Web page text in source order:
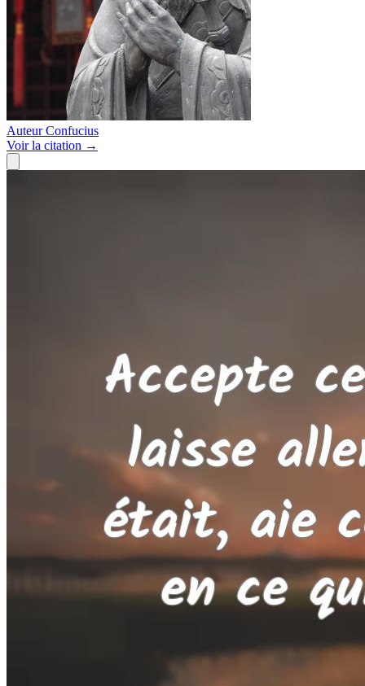
Auteur Confucius
Voirla citation →